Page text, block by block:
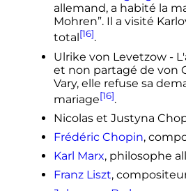
allemand, a habité la
Mohren”. Il a visité
total [16].
Ulrike von Levetzow -
et non partagé de von
Vary, elle refuse sa
mariage[16].
Nicolas et Justyna
Frédéric Chopin,
Karl Marx, philosophe
Franz Liszt,